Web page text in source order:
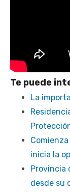
Te puede
La
inicia la
Provincia
desde su